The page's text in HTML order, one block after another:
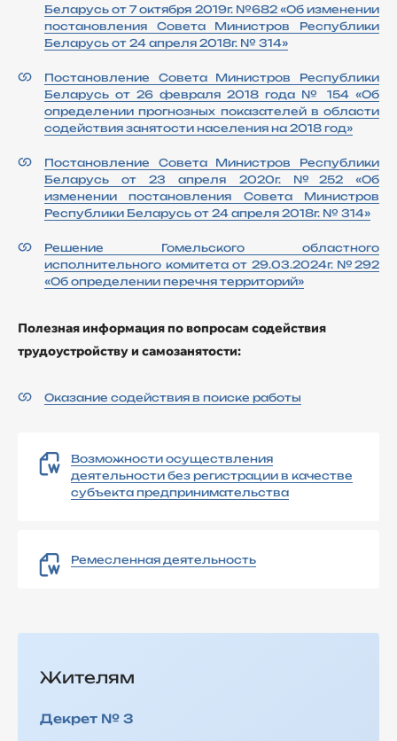
Беларусь от 7 октября 2019г. №682 «Об изменении
постановления Совета Министров Республики
Беларусь от 24 апреля 2018г. № 314»
Постановление Совета Министров Республики
Беларусь от 26 февраля 2018 года № 154 «Об
определении прогнозных показателей в области
содействия занятости населения на 2018 год»
Постановление Совета Министров Республики
Беларусь от 23 апреля 2020г. №252 «Об
изменении постановления Совета Министров
Республики Беларусь от 24 апреля 2018г. № 314»
Решение Гомельского областного
исполнительного комитета от 29.03.2024г. №292
«Об определении перечня территорий»
Полезная информация по вопросам содействия
трудоустройству и самозанятости:
Оказание содействия в поиске работы
Возможности осуществления
деятельности без регистрации в качестве
субъекта предпринимательства
Ремесленная деятельность
Жителям
Декрет № 3